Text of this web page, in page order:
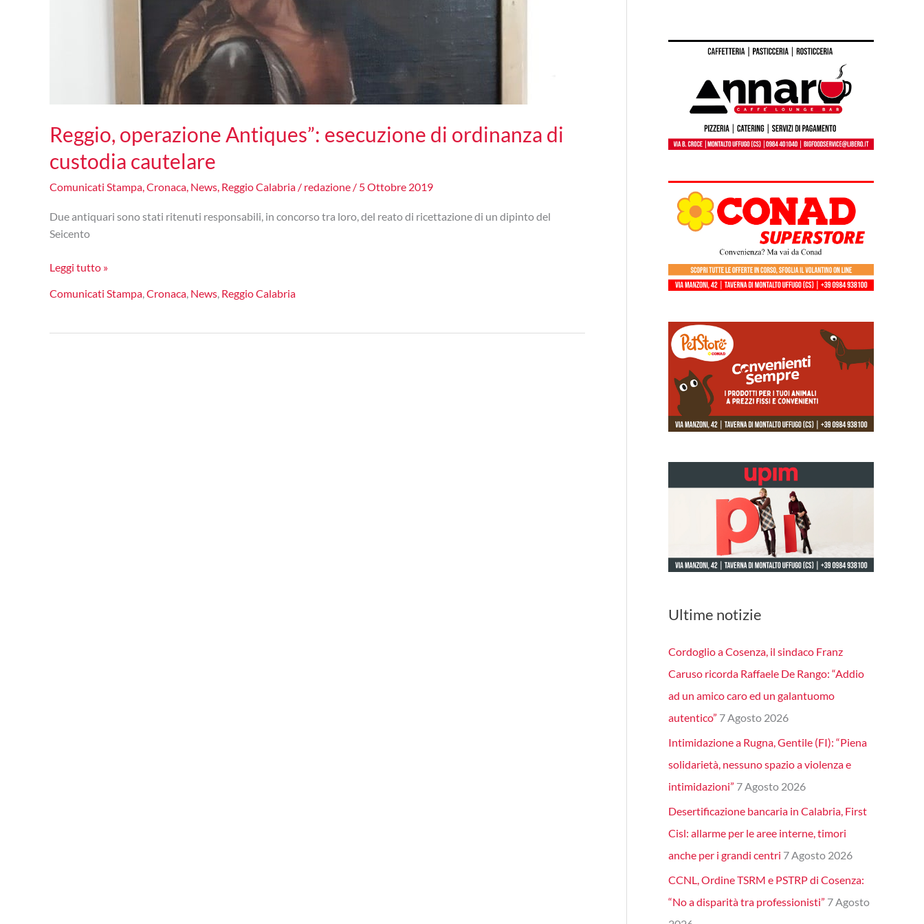
Reggio, operazione Antiques”: esecuzione di ordinanza di
custodia cautelare
Comunicati Stampa,Cronaca, News, Reggio Calabria / redazione / 5 Ottobre 2019
Due antiquari sono stati ritenuti responsabili, in concorso tra loro, del reato di ricettazione di un dipinto del
Seicento
Reggio,
Antiques”:
di
Leggi tutto »
Comunicati Stampa Cronaca News Reggio Calabria
Ultime notizie
Cordoglio a Cosenza, il sindaco Franz
Caruso ricorda Raffaele De Rango: “Addio
ad un amico caro ed un galantuomo
autentico” 7 Agosto 2026
Intimidazione a Rugna, Gentile (FI): “Piena
solidarietà, nessuno spazio a violenza e
intimidazioni” 7 Agosto 2026
Desertificazione bancaria in Calabria, First
Cisl: allarme per le aree interne, timori
anche per i grandi centri 7 Agosto 2026
CCNL, Ordine TSRM e PSTRP di Cosenza:
“No a disparità tra professionisti” 7 Agosto